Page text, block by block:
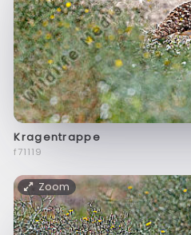
Kragentrappe
f71119
Zoom